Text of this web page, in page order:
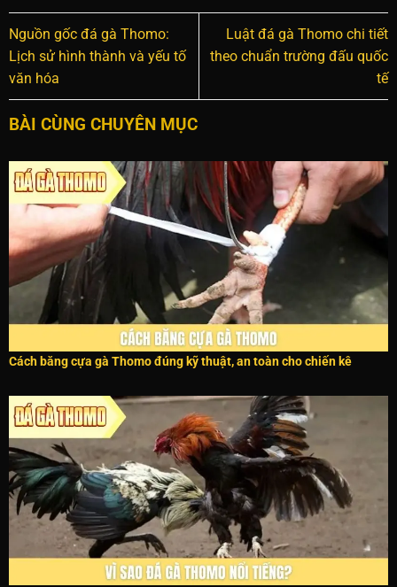
Nguồn gốc đá gà Thomo:
Lịch sử hình thành và yếu tố
văn hóa
Luật đá gà Thomo chi tiết
theo chuẩn trường đấu quốc
tế
BÀI CÙNG CHUYÊN MỤC
Cách băng cựa gà Thomo đúng kỹ thuật, an toàn cho chiến kê